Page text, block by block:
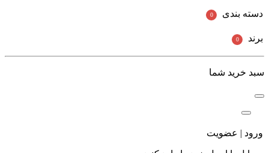
دسته بندی 0
برند 0
سبد خرید شما
ورود | عضویت